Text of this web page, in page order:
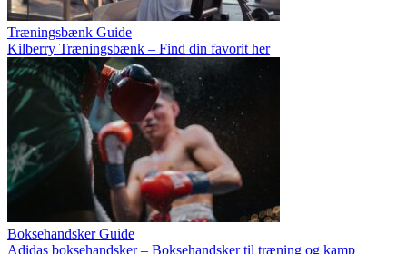
Træningsbænk Guide
Kilberry Træningsbænk – Find din favorit her
Boksehandsker Guide
Adidas boksehandsker – Boksehandsker til træning og kamp